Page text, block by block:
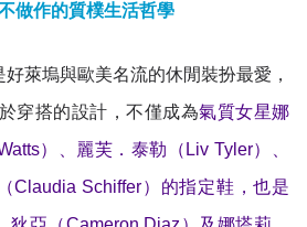
做作的質樸生活哲學
萊塢與歐美名流的休閒裝扮最愛，
穿搭的設計，不僅成為氣質女星娜
）、麗芙．泰勒（Liv Tyler）、
Claudia Schiffer）的指定鞋，也是